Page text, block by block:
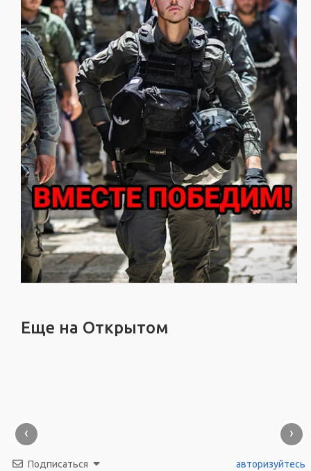
Еще на Открытом
‹ ›
Подписаться авторизуйтесь